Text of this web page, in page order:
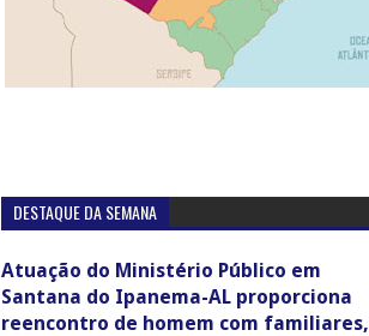
DESTAQUE DA SEMANA
Atuação do Ministério Público em
Santana do Ipanema-AL proporciona
reencontro de homem com familiares,